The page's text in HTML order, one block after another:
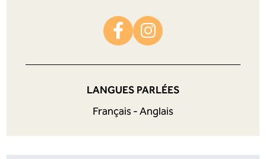
LANGUES PARLÉES
Français - Anglais